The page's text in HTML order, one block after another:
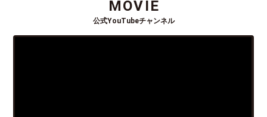
MOVIE
公式YouTubeチャンネル